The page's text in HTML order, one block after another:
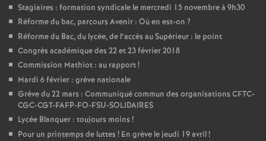
Stagiaires : formation syndicale le mercredi 15 novembre à 9h30
Réforme du bac, parcours Avenir : Où en est-on ?
Réforme du Bac, du lycée, de l’accès au Supérieur : le point
Congrès académique des 22 et 23 février 2018
Commission Mathiot : au rapport!
Mardi 6 février : grève nationale
Grève du 22 mars : Communiqué commun des organisations CFTC-
CGC-CGT-FAFP-FO-FSU-SOLIDAIRES
Lycée Blanquer : toujours moins !
Pour un printemps de luttes ! En grève le jeudi 19 avril!